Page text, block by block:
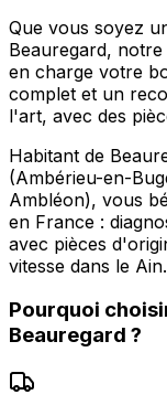
Que vous soyez
Beauregard,
en charge votre
complet et un
l'art, avec des
Habitant de
(Ambérieu-en-
Ambléon), vous
en France :
avec pièces
vitesse dans le Ain.
Pourquoi
Beauregard ?